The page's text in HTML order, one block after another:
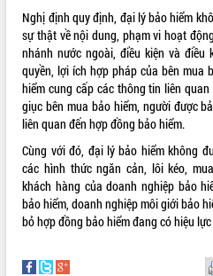
LIÊN KẾT WEB
THỐNG KÊ TRUY CẬP
Tất cả: 66022978
Nghị định quy định, đại lý bảo hiểm
sự thật về nội dung, phạm vi hoạt
nhánh nước ngoài, điều kiện và điều
quyền, lợi ích hợp pháp của bên mua
hiểm cung cấp các thông tin liên
giục bên mua bảo hiểm, người được
liên quan đến hợp đồng bảo hiểm.
Cùng với đó, đại lý bảo hiểm không
các hình thức ngăn cản, lôi kéo,
khách hàng của doanh nghiệp bảo
bảo hiểm, doanh nghiệp môi giới bảo
bỏ hợp đồng bảo hiểm đang có hiệu